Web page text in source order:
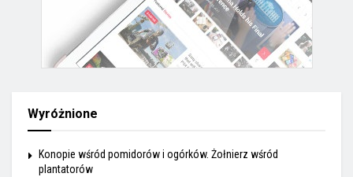
Wyróżnione
Konopie wśród pomidorów i ogórków. Żołnierz wśród
plantatorów